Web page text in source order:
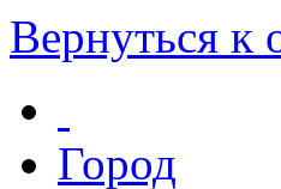
Вернуться к
Город